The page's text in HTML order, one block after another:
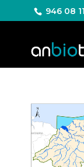
946 08